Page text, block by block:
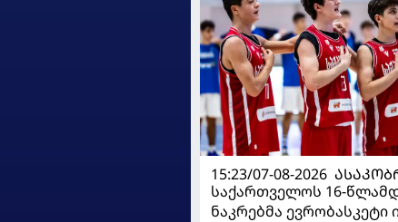
15:23/07-08-2026
საქართველოს 16-
ნაკრებმა